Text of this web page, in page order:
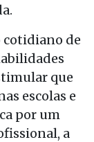
cotidiano de
que
escolas e
por um
a